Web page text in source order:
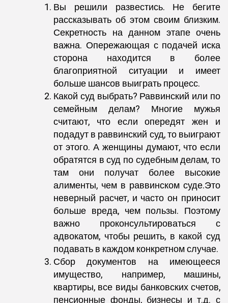
Вы решили развестись. Не бегите
рассказывать об этом своим близким.
Секретность на данном этапе очень
важна. Опережающая с подачей иска
сторона находится в более
благоприятной ситуации и имеет
больше шансов выиграть процесс.
Какой суд выбрать? Раввинский или по
семейным делам? Многие мужья
считают, что если опередят жен и
подадут в раввинский суд, то выиграют
от этого. А женщины думают, что если
обратятся в суд по судебным делам, то
там они получат более высокие
алименты, чем в раввинском суде.Это
неверный расчет, и часто он приносит
больше вреда, чем пользы. Поэтому
важно проконсультироваться с
адвокатом, чтобы решить, в какой суд
подавать в каждом конкретном случае.
Сбор документов на имеющееся
имущество, например, машины,
квартиры, все виды банковских счетов,